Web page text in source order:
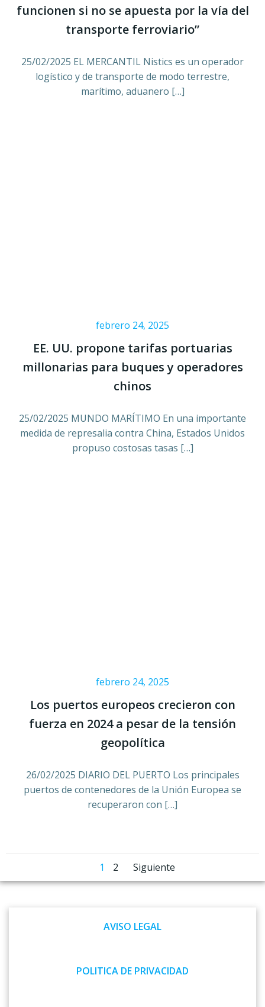
funcionen si no se apuesta por la vía del
transporte ferroviario”
25/02/2025 EL MERCANTIL Nistics es un operador
logístico y de transporte de modo terrestre,
marítimo, aduanero […]
febrero 24, 2025
EE. UU. propone tarifas portuarias
millonarias para buques y operadores
chinos
25/02/2025 MUNDO MARÍTIMO En una importante
medida de represalia contra China, Estados Unidos
propuso costosas tasas […]
febrero 24, 2025
Los puertos europeos crecieron con
fuerza en 2024 a pesar de la tensión
geopolítica
26/02/2025 DIARIO DEL PUERTO Los principales
puertos de contenedores de la Unión Europea se
recuperaron con […]
Navegación
las
entradas
Página
1 Página
2
Navegación
las
entradas
Siguiente
AVISO LEGAL
POLITICA DE PRIVACIDAD